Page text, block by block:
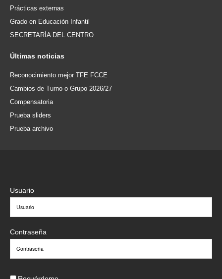
Prácticas externas
Grado en Educación Infantil
SECRETARÍA DEL CENTRO
Últimas noticias
Reconocimiento mejor TFE FCCE
Cambios de Turno o Grupo 2026/27
Compensatoria
Prueba sliders
Prueba archivo
Usuario
Contraseña